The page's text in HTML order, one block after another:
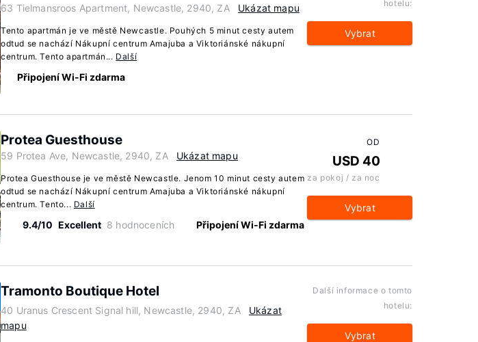
63 Tielmansroos Apartment, Newcastle, 2940, ZA Ukázat mapu
Tento apartmán je ve městě Newcastle. Pouhých 5 minut cesty autem
odtud se nachází Nákupní centrum Amajuba a Viktoriánské nákupní
centrum. Tento apartmán... Další
Připojení Wi-Fi zdarma
hotelu:
Vybrat
Protea Guesthouse
59 Protea Ave, Newcastle, 2940, ZA Ukázat mapu
Protea Guesthouse je ve městě Newcastle. Jenom 10 minut cesty autem
odtud se nachází Nákupní centrum Amajuba a Viktoriánské nákupní
centrum. Tento... Další
9.4/10 Excellent 8 hodnoceních Připojení Wi-Fi zdarma
OD
USD 40
za pokoj / za noc
Vybrat
Tramonto Boutique Hotel
40 Uranus Crescent Signal hill, Newcastle, 2940, ZA
Ukázat
mapu
Další informace o tomto
hotelu:
Vybrat